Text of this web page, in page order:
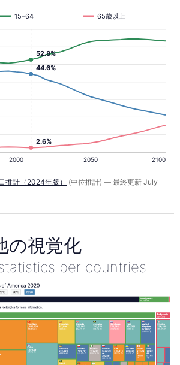
2000 2050 2100
15–64 65歳以上
44.6%
2.6%
52.8%
推計（2024年版）
(中位推計) — 最終更新 July
の視覚化
per countries